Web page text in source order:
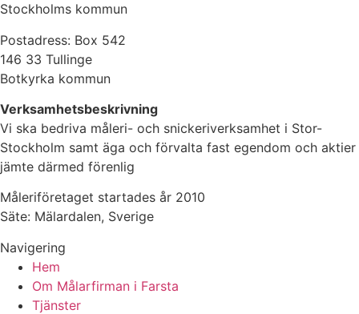
Stockholms kommun
Postadress: Box 542
146 33 Tullinge
Botkyrka kommun
Verksamhetsbeskrivning
Vi ska bedriva måleri- och snickeriverksamhet i Stor-
Stockholm samt äga och förvalta fast egendom och aktier
jämte därmed förenlig
Måleriföretaget startades år 2010
Säte: Mälardalen, Sverige
Navigering
Hem
Om Målarfirman i Farsta
Tjänster